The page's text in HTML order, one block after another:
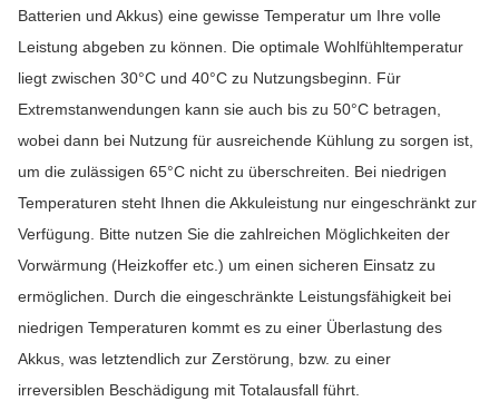
Batterien und Akkus) eine gewisse Temperatur um Ihre volle
Leistung abgeben zu können. Die optimale Wohlfühltemperatur
liegt zwischen 30°C und 40°C zu Nutzungsbeginn. Für
Extremstanwendungen kann sie auch bis zu 50°C betragen,
wobei dann bei Nutzung für ausreichende Kühlung zu sorgen ist,
um die zulässigen 65°C nicht zu überschreiten. Bei niedrigen
Temperaturen steht Ihnen die Akkuleistung nur eingeschränkt zur
Verfügung. Bitte nutzen Sie die zahlreichen Möglichkeiten der
Vorwärmung (Heizkoffer etc.) um einen sicheren Einsatz zu
ermöglichen. Durch die eingeschränkte Leistungsfähigkeit bei
niedrigen Temperaturen kommt es zu einer Überlastung des
Akkus, was letztendlich zur Zerstörung, bzw. zu einer
irreversiblen Beschädigung mit Totalausfall führt.